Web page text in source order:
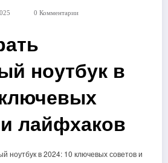
0 Комментарии
ноутбук в
лайфхаков